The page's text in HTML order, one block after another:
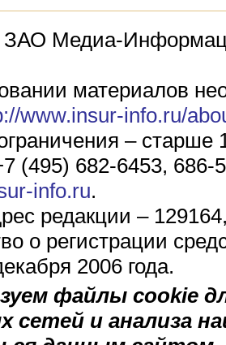
Медиа-
материалов
www.insur-info.ru/
– старше
(495) 682-6453, 686-
info.ru.
редакции –
о регистрации
2006 года.
файлы cookie
сетей и анализа